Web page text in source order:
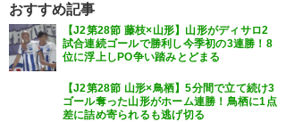
おすすめ記事
【J2第28節 藤枝×山形】山形がディサロ2
試合連続ゴールで勝利し今季初の3連勝！8
位に浮上しPO争い踏みとどまる
【J2第28節 山形×鳥栖】5分間で立て続け3
ゴール奪った山形がホーム連勝！鳥栖に1点
差に詰め寄られるも逃げ切る